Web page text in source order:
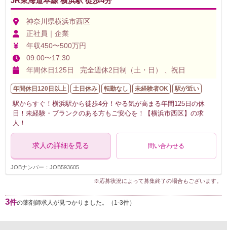
神奈川県横浜市西区
正社員｜企業
年収450〜500万円
09:00〜17:30
年間休日125日 完全週休2日制（土・日） 、祝日
年間休日120日以上 土日休み 転勤なし 未経験者OK 駅が近い
駅からすぐ！横浜駅から徒歩4分！やる気が高まる年間125日の休
日！未経験・ブランクのある方もご安心を！【横浜市西区】の求
人！
求人の詳細を見る 問い合わせる
JOBナンバー：JOB593605
※応募状況によって募集終了の場合もございます。
3件の薬剤師求人が見つかりました。（1-3件）